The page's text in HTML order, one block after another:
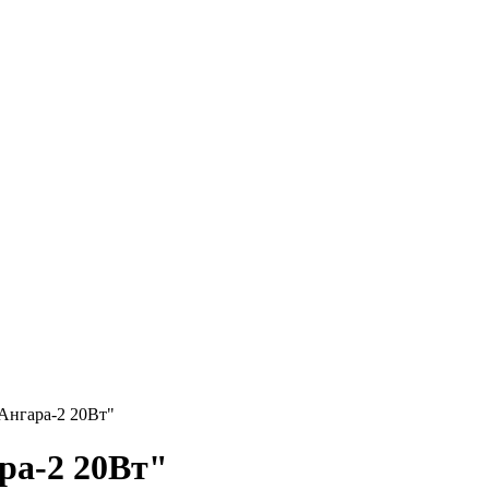
2 20Вт"
2 20Вт"